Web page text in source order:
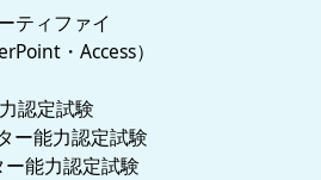
ティファイ
・Access）
認定試験
ー能力認定試験
能力認定試験